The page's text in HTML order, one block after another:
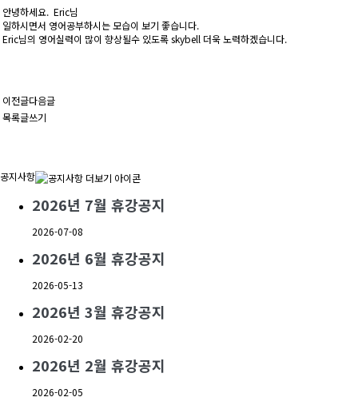
안녕하세요. Eric님
일하시면서 영어공부하시는 모습이 보기 좋습니다.
Eric님의 영어실력이 많이 향상될수 있도록 skybell 더욱 노력하겠습니다.
이전글다음글
목록글쓰기
공지사항
2026년 7월 휴강공지
2026-07-08
2026년 6월 휴강공지
2026-05-13
2026년 3월 휴강공지
2026-02-20
2026년 2월 휴강공지
2026-02-05